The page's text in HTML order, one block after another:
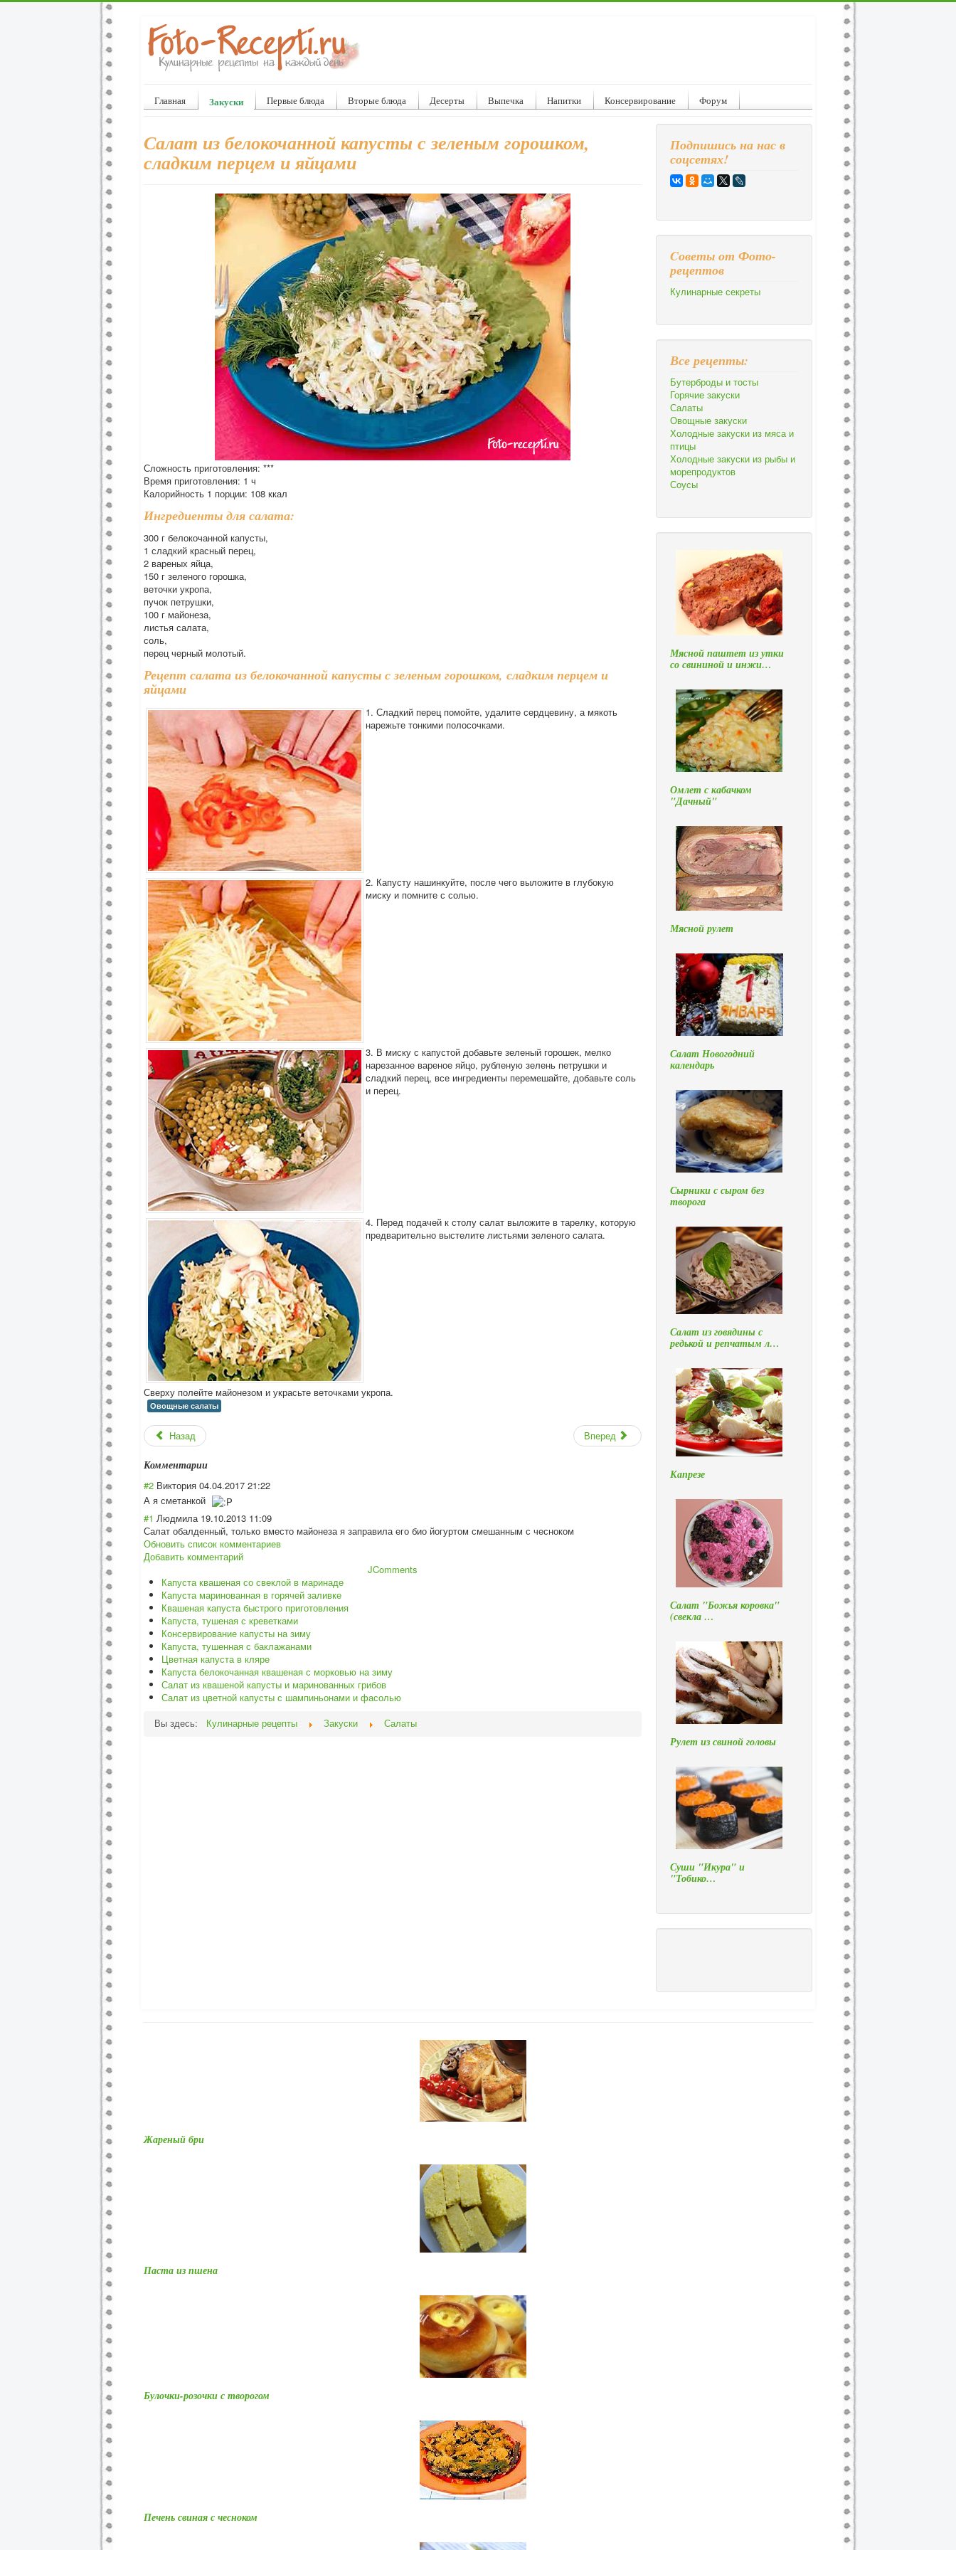
Главная Закуски Первые блюда Вторые блюда Десерты Выпечка Напитки Консервирование Форум
Салат из белокочанной капусты с зеленым горошком,
сладким перцем и яйцами
Сложность приготовления: ***
Время приготовления: 1 ч
Калорийность 1 порции: 108 ккал
Ингредиенты для салата:
300 г белокочанной капусты,
1 сладкий красный перец,
2 вареных яйца,
150 г зеленого горошка,
веточки укропа,
пучок петрушки,
100 г майонеза,
листья салата,
соль,
перец черный молотый.
Рецепт салата из белокочанной капусты с зеленым горошком, сладким перцем и
яйцами
1. Сладкий перец помойте, удалите сердцевину, а мякоть
нарежьте тонкими полосочками.
2. Капусту нашинкуйте, после чего выложите в глубокую
миску и помните с солью.
3. В миску с капустой добавьте зеленый горошек, мелко
нарезанное вареное яйцо, рубленую зелень петрушки и
сладкий перец, все ингредиенты перемешайте, добавьте соль
и перец.
4. Перед подачей к столу салат выложите в тарелку, которую
предварительно выстелите листьями зеленого салата.
Сверху полейте майонезом и украсьте веточками укропа.
Овощные салаты
Назад Вперед
Комментарии
#2 Виктория 04.04.2017 21:22
А я сметанкой
#1 Людмила 19.10.2013 11:09
Салат обалденный, только вместо майонеза я заправила его био йогуртом смешанным с чесноком
Обновить список комментариев
Добавить комментарий
JComments
Капуста квашеная со свeклой в маринаде
Капуста маринованная в горячей заливке
Квашеная капуста быстрого приготовления
Капуста, тушеная с креветками
Консервирование капусты на зиму
Капуста, тушенная с баклажанами
Цветная капуста в кляре
Капуста белокочанная квашеная с морковью на зиму
Салат из квашеной капусты и маринованных грибов
Салат из цветной капусты с шампиньонами и фасолью
Вы здесь:
Кулинарные рецепты Закуски Салаты
Подпишись на нас в
соцсетях!
Cоветы от Фото-
рецептов
Кулинарные секреты
Все рецепты:
Бутерброды и тосты
Горячие закуски
Салаты
Овощные закуски
Холодные закуски из мяса и
птицы
Холодные закуски из рыбы и
морепродуктов
Соусы
Мясной паштет из утки
со свининой и инжи…
Омлет с кабачком
"Дачный"
Мясной рулет
Салат Новогодний
календарь
Сырники с сыром без
творога
Салат из говядины с
редькой и репчатым л…
Капрезе
Салат "Божья коровка"
(свекла …
Рулет из свиной головы
Суши "Икура" и
"Тобико…
Жареный бри
Паста из пшена
Булочки-розочки с творогом
Печень свиная с чесноком